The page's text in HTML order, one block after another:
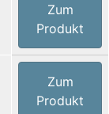
Zum
Produkt
Zum
Produkt